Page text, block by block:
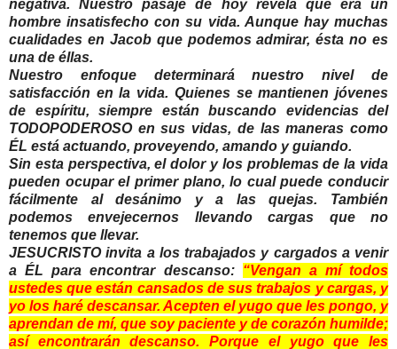
negativa. Nuestro pasaje de hoy revela que era un
hombre insatisfecho con su vida. Aunque hay muchas
cualidades en Jacob que podemos admirar, ésta no es
una de éllas.
Nuestro enfoque determinará nuestro nivel de
satisfacción en la vida. Quienes se mantienen jóvenes
de espíritu, siempre están buscando evidencias del
TODOPODEROSO en sus vidas, de las maneras como
ÉL está actuando, proveyendo, amando y guiando.
Sin esta perspectiva, el dolor y los problemas de la vida
pueden ocupar el primer plano, lo cual puede conducir
fácilmente al desánimo y a las quejas. También
podemos envejecernos llevando cargas que no
tenemos que llevar.
JESUCRISTO invita a los trabajados y cargados a venir
a ÉL para encontrar descanso: “Vengan a mí todos
ustedes que están cansados de sus trabajos y cargas, y
yo los haré descansar. Acepten el yugo que les pongo, y
aprendan de mí, que soy paciente y de corazón humilde;
así encontrarán descanso. Porque el yugo que les